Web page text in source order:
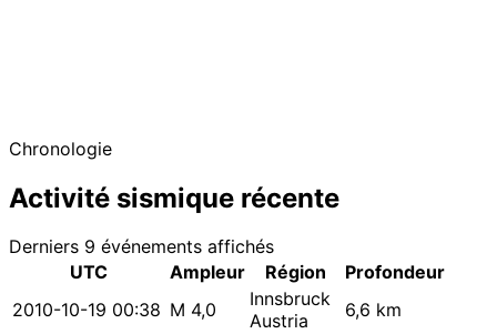
Chronologie
Activité sismique récente
Derniers 9 événements affichés
UTC
Ampleur Région
Profondeur
2010-10-19 00:38 M 4,0
Innsbruck
Austria
6,6 km